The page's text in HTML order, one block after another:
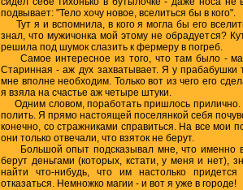
подвывает: "Тело хочу новое, вселиться бы в кого".
Тут я и вспомнила, в кого я могла бы его
знал, что мужичонка мой этому не обрадуется?
решила под шумок слазить к фермеру в погреб.
Самое интересное из того, что там было -
Старинная - аж дух захватывает. Я у прабабушки
мне вполне необходим. Только вот из чего его
я взяла на счастье аж четыре штуки.
Одним словом, поработать пришлось прилично.
полить. Я прямо настоящей поселянкой себя
конечно, со стражниками справиться. На все мои
они только отвечали, что взяток не берут.
Большой опыт подсказывал мне, что именно
берут деньгами (которых, кстати, у меня и нет),
найти что-нибудь, что им настолько
отказаться. Немножко магии - и вот я уже в городе!